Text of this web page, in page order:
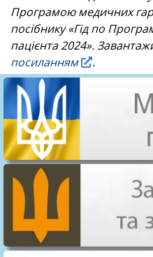
Програмою медичних
посібнику «Гід по
пацієнта 2024».
посиланням
.